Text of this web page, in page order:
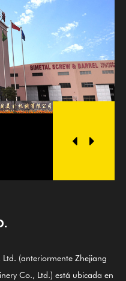
(anteriormente Zhejiang
Co., Ltd.) está ubicada en